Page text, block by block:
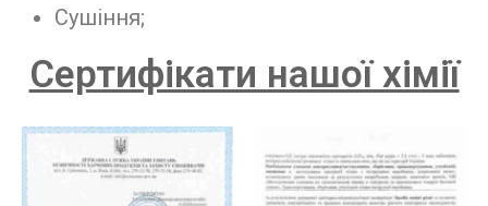
Сушіння;
Сертифікати нашої хімії